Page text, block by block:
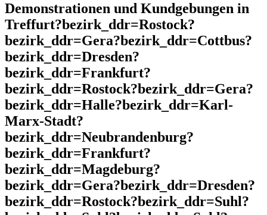
Demonstrationen und Kundgebungen in
Treffurt?bezirk_ddr=Rostock?
bezirk_ddr=Gera?bezirk_ddr=Cottbus?
bezirk_ddr=Dresden?
bezirk_ddr=Frankfurt?
bezirk_ddr=Rostock?bezirk_ddr=Gera?
bezirk_ddr=Halle?bezirk_ddr=Karl-
Marx-Stadt?
bezirk_ddr=Neubrandenburg?
bezirk_ddr=Frankfurt?
bezirk_ddr=Magdeburg?
bezirk_ddr=Gera?bezirk_ddr=Dresden?
bezirk_ddr=Rostock?bezirk_ddr=Suhl?